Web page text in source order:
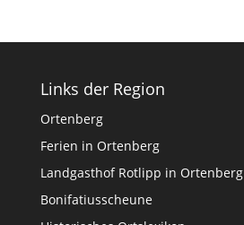
Links der Region
Ortenberg
Ferien in Ortenberg
Landgasthof Rotlipp in Ortenberg
Bonifatiusscheune